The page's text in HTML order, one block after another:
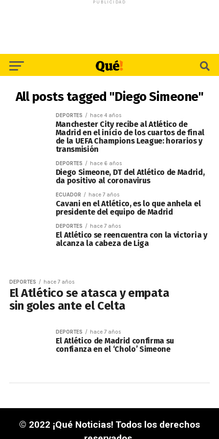
PUBLICIDAD
All posts tagged "Diego Simeone"
DEPORTES hace 4 años
Manchester City recibe al Atlético de
Madrid en el inicio de los cuartos de final
de la UEFA Champions League: horarios y
transmisión
DEPORTES hace 6 años
Diego Simeone, DT del Atlético de Madrid,
da positivo al coronavirus
ECUADOR hace 7 años
Cavani en el Atlético, es lo que anhela el
presidente del equipo de Madrid
DEPORTES hace 7 años
El Atlético se reencuentra con la victoria y
alcanza la cabeza de Liga
DEPORTES hace 7 años
El Atlético se atasca y empata
sin goles ante el Celta
DEPORTES hace 7 años
El Atlético de Madrid confirma su
confianza en el ‘Cholo’ Simeone
© 2022 ¡Qué Noticias! Todos los derechos